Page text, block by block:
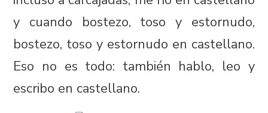
y cuando bostezo, toso y estornudo,
bostezo, toso y estornudo en castellano.
Eso no es todo: también hablo, leo y
escribo en castellano.